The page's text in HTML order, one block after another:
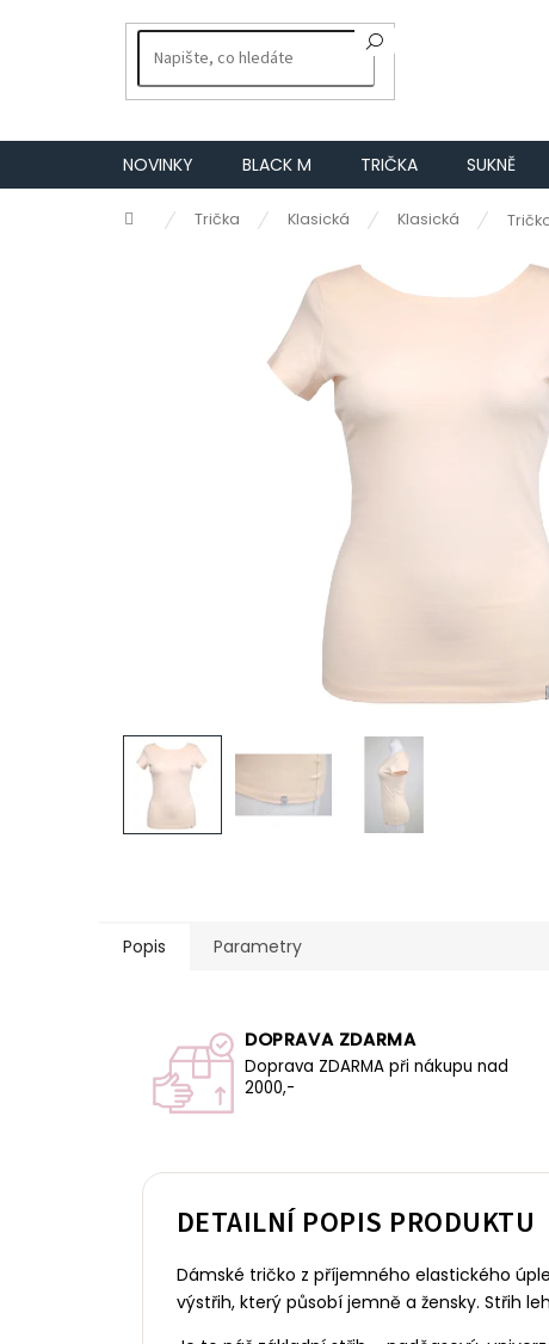
NOVINKY BLACK M TRIČKA SUKNĚ
Domů Trička Klasická Klasická
Popis Parametry
DOPRAVA ZDARMA
Doprava ZDARMA při nákupu nad
2000,-
DETAILNÍ POPIS PRODUKTU
Dámské tričko z příjemného elastického
výstřih, který působí jemně a žensky. Střih